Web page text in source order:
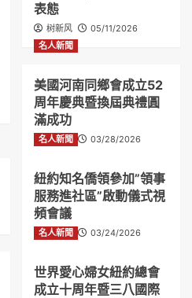
表態
树新风
05/11/2026
名人新聞
美國河南同鄉會成立52
周年慶典暨換屆典禮圓
滿成功
树新风 03/28/2026
名人新聞
紐約知名僑領參加”領事
服務進社區”啟動儀式視
頻會議
树新风 03/24/2026
名人新聞
世界愛心婦女紐約總會
成立十周年暨三八國際